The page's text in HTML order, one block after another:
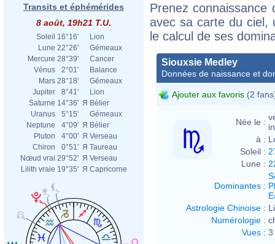
Transits et éphémérides
8 août, 19h21 T.U.
Soleil 16°16'
Lion
Lune 22°26'
Gémeaux
Mercure 28°39'
Cancer
Vénus
2°01'
Balance
Mars 28°18'
Gémeaux
Jupiter
8°41'
Lion
Saturne 14°36' Я Bélier
Uranus
5°15'
Gémeaux
Neptune
4°09' Я Bélier
Pluton
4°00' Я Verseau
Chiron
0°51' Я Taureau
Nœud vrai 29°52' Я Verseau
Lilith vraie 19°35' Я Capricorne
Prenez connaissance
avec sa carte du ciel,
le calcul de ses
Siouxsie Medley
Données de naissance et
Ajouter aux favoris (2
Née le :
à :
Soleil :
Lune :
Dominantes :
Astrologie Chinoise :
Numérologie :
Vues : 3